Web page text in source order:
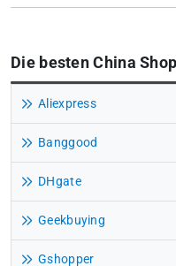
Die besten China
Aliexpress
Banggood
DHgate
Geekbuying
Gshopper